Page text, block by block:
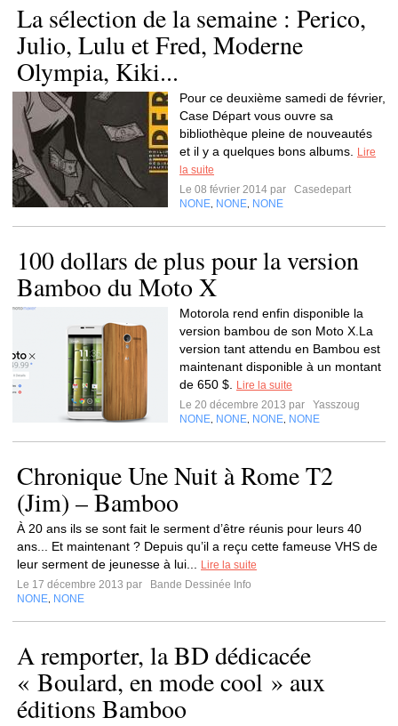
La sélection de la semaine : Perico,
Julio, Lulu et Fred, Moderne
Olympia, Kiki...
Pour ce deuxième samedi de février,
Case Départ vous ouvre sa
bibliothèque pleine de nouveautés
et il y a quelques bons albums.
Lire
la suite
Le 08 février 2014 par
Casedepart
NONE NONE NONE
100 dollars de plus pour la version
Bamboo du Moto X
Motorola rend enfin disponible la
version bambou de son Moto X.La
version tant attendu en Bambou est
maintenant disponible à un montant
de 650 $.
Lire la suite
Le 20 décembre 2013 par
Yasszoug
NONE NONE NONE NONE
Chronique Une Nuit à Rome T2
(Jim) – Bamboo
À 20 ans ils se sont fait le serment d’être réunis pour leurs 40
ans... Et maintenant ? Depuis qu’il a reçu cette fameuse VHS de
leur serment de jeunesse à lui...
Lire la suite
Le 17 décembre 2013 par
Bande Dessinée Info
NONE NONE
A remporter, la BD dédicacée
« Boulard, en mode cool » aux
éditions Bamboo